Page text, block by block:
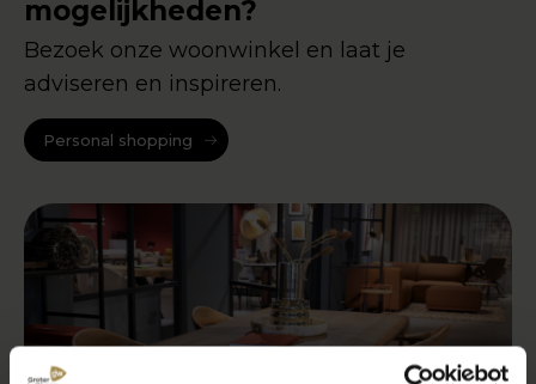
mogelijkheden?
Bezoek onze woonwinkel en laat je
adviseren en inspireren.
Personal shopping